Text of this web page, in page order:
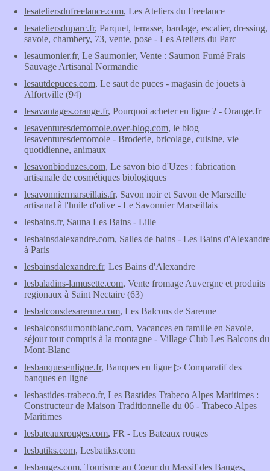
lesateliersdufreelance.com, Les Ateliers du Freelance
lesateliersduparc.fr, Parquet, terrasse, bardage, escalier, dressing,
savoie, chambery, 73, vente, pose - Les Ateliers du Parc
lesaumonier.fr, Le Saumonier, Vente : Saumon Fumé Frais
Sauvage Artisanal Normandie
lesautdepuces.com, Le saut de puces - magasin de jouets à
Alfortville (94)
lesavantages.orange.fr, Pourquoi acheter en ligne ? - Orange.fr
lesaventuresdemomole.over-blog.com, le blog
lesaventuresdemomole - Broderie, bricolage, cuisine, vie
quotidienne, animaux
lesavonbioduzes.com, Le savon bio d'Uzes : fabrication
artisanale de cosmétiques biologiques
lesavonniermarseillais.fr, Savon noir et Savon de Marseille
artisanal à l'huile d'olive - Le Savonnier Marseillais
lesbains.fr, Sauna Les Bains - Lille
lesbainsdalexandre.com, Salles de bains - Les Bains d'Alexandre
à Paris
lesbainsdalexandre.fr, Les Bains d'Alexandre
lesbaladins-lamusette.com, Vente fromage Auvergne et produits
regionaux à Saint Nectaire (63)
lesbalconsdesarenne.com, Les Balcons de Sarenne
lesbalconsdumontblanc.com, Vacances en famille en Savoie,
séjour tout compris à la montagne - Village Club Les Balcons du
Mont-Blanc
lesbanquesenligne.fr, Banques en ligne ▷ Comparatif des
banques en ligne
lesbastides-trabeco.fr, Les Bastides Trabeco Alpes Maritimes :
Constructeur de Maison Traditionnelle du 06 - Trabeco Alpes
Maritimes
lesbateauxrouges.com, FR - Les Bateaux rouges
lesbatiks.com, Lesbatiks.com
lesbauges.com, Tourisme au Coeur du Massif des Bauges,